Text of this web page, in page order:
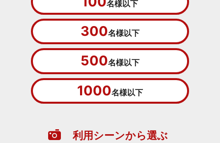
名様以下
300名様以下
500名様以下
1000名様以下
利用シーンから選ぶ